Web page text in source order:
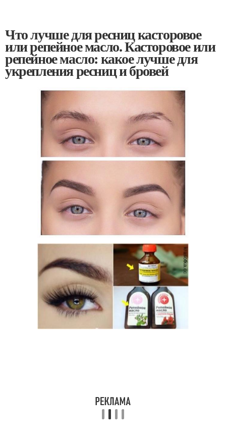
Что лучше для ресниц касторовое
или репейное масло. Касторовое или
репейное масло: какое лучше для
укрепления ресниц и бровей